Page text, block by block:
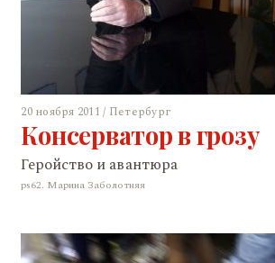
20 ноября 2011 / Петербург
Консерватор в грозу
Геройство и авантюра
ps62. Марина Заболотняя